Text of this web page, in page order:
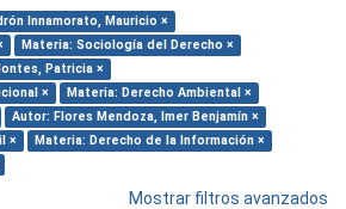
Innamorato, Mauricio ×
Materia: Sociología del Derecho ×
Patricia ×
×
Materia: Derecho Ambiental ×
Autor: Flores Mendoza, Imer Benjamín ×
×
Materia: Derecho de la Información ×
Mostrar filtros avanzados